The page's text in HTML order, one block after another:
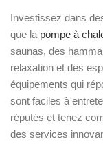
Investissez dans
que la pompe à
saunas, des
relaxation et des
équipements qui
sont faciles à
réputés et tenez
des services